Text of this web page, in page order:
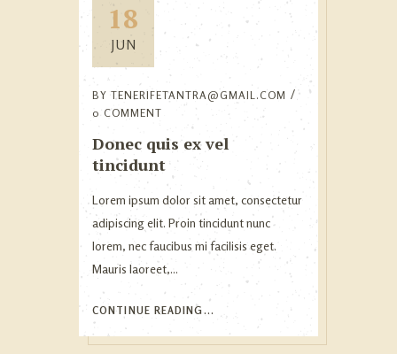
18
JUN
BY TENERIFETANTRA@GMAIL.COM
0 COMMENT
Donec quis ex vel
tincidunt
Lorem ipsum dolor sit amet, consectetur
adipiscing elit. Proin tincidunt nunc
lorem, nec faucibus mi facilisis eget.
Mauris laoreet,...
CONTINUE READING...